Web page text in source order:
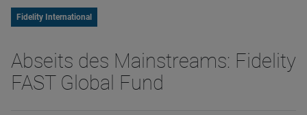
Fidelity International
Abseits des Mainstreams: Fidelity
FAST Global Fund